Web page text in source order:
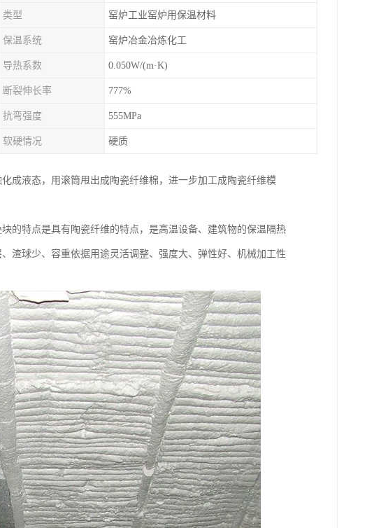
类型 窑炉工业窑炉用保温材料
保温系统 窑炉冶金冶炼化工
导热系数 0.050W/(m·K)
断裂伸长率 777%
抗弯强度 555MPa
软硬情况 硬质
成液态，用滚筒甩出成陶瓷纤维棉，进一步加工成陶瓷纤维模
的特点是具有陶瓷纤维的特点，是高温设备、建筑物的保温隔热
渣球少、容重依据用途灵活调整、强度大、弹性好、机械加工性